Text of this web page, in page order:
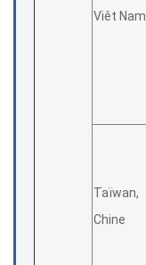
Viêt Nam
Taïwan,
Chine